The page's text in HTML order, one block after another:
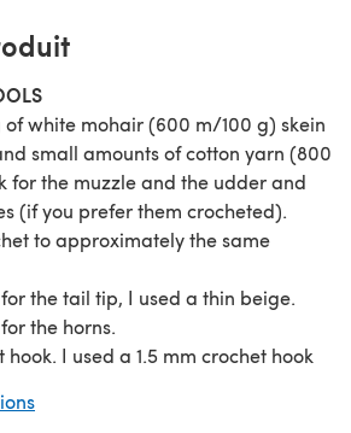
white mohair (600 m/100 g) skein
small amounts of cotton yarn (800
for the muzzle and the udder and
(if you prefer them crocheted).
to approximately the same
the tail tip, I used a thin beige.
the horns.
I used a 1.5 mm crochet hook